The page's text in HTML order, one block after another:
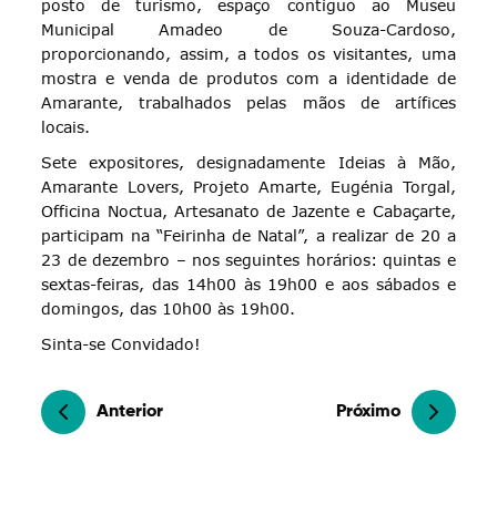
posto de turismo, espaço contíguo ao Museu
Municipal Amadeo de Souza-Cardoso,
proporcionando, assim, a todos os visitantes, uma
mostra e venda de produtos com a identidade de
Amarante, trabalhados pelas mãos de artífices
locais.
Sete expositores, designadamente Ideias à Mão,
Amarante Lovers, Projeto Amarte, Eugénia Torgal,
Officina Noctua, Artesanato de Jazente e Cabaçarte,
participam na “Feirinha de Natal”, a realizar de 20 a
23 de dezembro – nos seguintes horários: quintas e
sextas-feiras, das 14h00 às 19h00 e aos sábados e
domingos, das 10h00 às 19h00.
Sinta-se Convidado!
Anterior Próximo